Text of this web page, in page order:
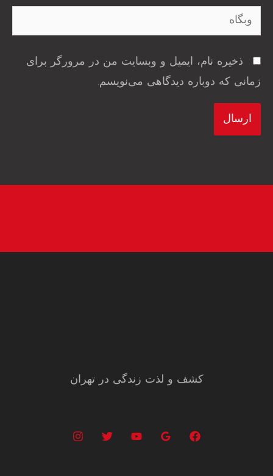
وبگاه
ذخیره نام، ایمیل و وبسایت من در مرورگر برای
زمانی که دوباره دیدگاهی می‌نویسم.
کشف و لذت زندگی در تهران